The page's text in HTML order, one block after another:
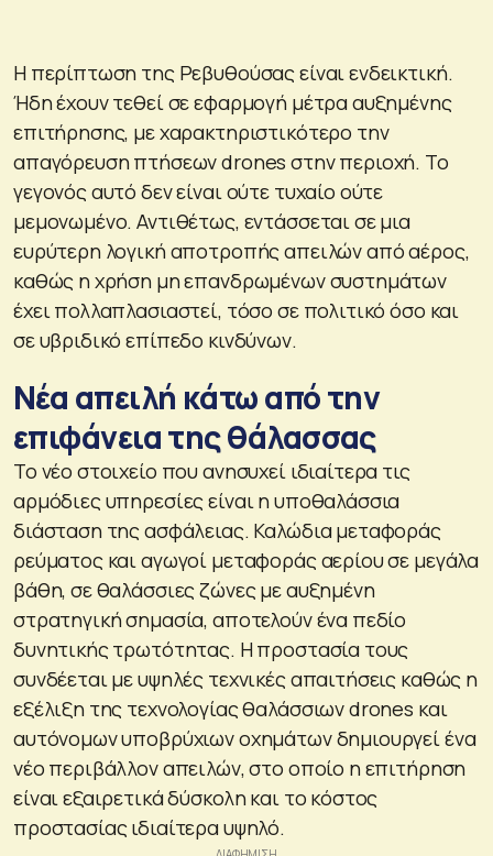
Η περίπτωση της Ρεβυθούσας είναι ενδεικτική.
Ήδη έχουν τεθεί σε εφαρμογή μέτρα αυξημένης
επιτήρησης, με χαρακτηριστικότερο την
απαγόρευση πτήσεων drones στην περιοχή. Το
γεγονός αυτό δεν είναι ούτε τυχαίο ούτε
μεμονωμένο. Αντιθέτως, εντάσσεται σε μια
ευρύτερη λογική αποτροπής απειλών από αέρος,
καθώς η χρήση μη επανδρωμένων συστημάτων
έχει πολλαπλασιαστεί, τόσο σε πολιτικό όσο και
σε υβριδικό επίπεδο κινδύνων.
Νέα απειλή κάτω από την
επιφάνεια της θάλασσας
Το νέο στοιχείο που ανησυχεί ιδιαίτερα τις
αρμόδιες υπηρεσίες είναι η υποθαλάσσια
διάσταση της ασφάλειας. Καλώδια μεταφοράς
ρεύματος και αγωγοί μεταφοράς αερίου σε μεγάλα
βάθη, σε θαλάσσιες ζώνες με αυξημένη
στρατηγική σημασία, αποτελούν ένα πεδίο
δυνητικής τρωτότητας. Η προστασία τους
συνδέεται με υψηλές τεχνικές απαιτήσεις καθώς η
εξέλιξη της τεχνολογίας θαλάσσιων drones και
αυτόνομων υποβρύχιων οχημάτων δημιουργεί ένα
νέο περιβάλλον απειλών, στο οποίο η επιτήρηση
είναι εξαιρετικά δύσκολη και το κόστος
προστασίας ιδιαίτερα υψηλό.